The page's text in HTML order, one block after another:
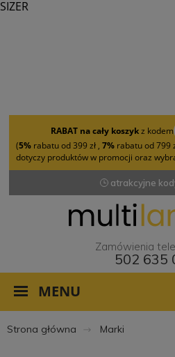
RABAT na cały koszykz kodem
(5% rabatu od 399 zł , 7% rabatu od 799
dotyczy produktów w promocji oraz
+ 25
Zamówienia
502 635
MENU
Strona główna Marki
SIZER